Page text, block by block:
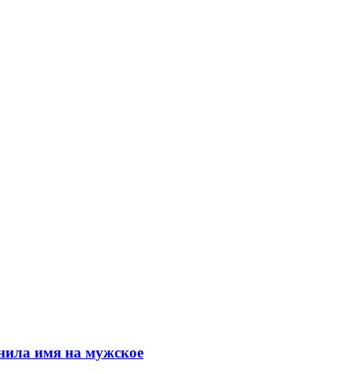
имя на мужское